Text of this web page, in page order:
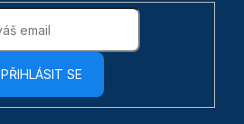
PŘIHLÁSIT SE